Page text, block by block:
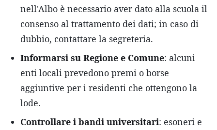
nell'Albo è necessario aver dato alla scuola il
consenso al trattamento dei dati; in caso di
dubbio, contattare la segreteria.
Informarsi su Regione e Comune: alcuni
enti locali prevedono premi o borse
aggiuntive per i residenti che ottengono la
lode.
Controllare i bandi universitari: esoneri e